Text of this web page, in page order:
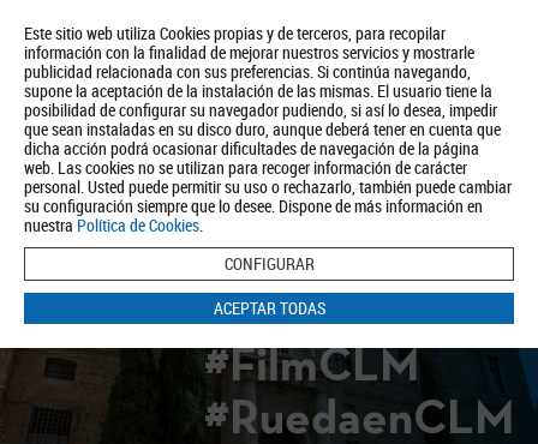
Este sitio web utiliza Cookies propias y de terceros, para recopilar
información con la finalidad de mejorar nuestros servicios y mostrarle
publicidad relacionada con sus preferencias. Si continúa navegando,
supone la aceptación de la instalación de las mismas. El usuario tiene la
posibilidad de configurar su navegador pudiendo, si así lo desea, impedir
que sean instaladas en su disco duro, aunque deberá tener en cuenta que
dicha acción podrá ocasionar dificultades de navegación de la página
web. Las cookies no se utilizan para recoger información de carácter
personal. Usted puede permitir su uso o rechazarlo, también puede cambiar
su configuración siempre que lo desee. Dispone de más información en
nuestra Política de Cookies.
CONFIGURAR
ACEPTAR TODAS
Quiénes somos Turismo Política de Privacidad Aviso Legal
Política de Cookies
BUSCAR
#FilmCLM
#RuedaenCLM